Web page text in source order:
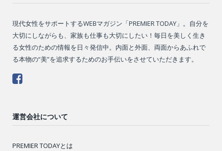
現代女性をサポートするWEBマガジン「PREMIER TODAY」。自分を
大切にしながらも、家族も仕事も大切にしたい！毎日を美しく生き
る女性のための情報を日々発信中。内面と外面、両面からあふれで
る本物の“美”を追求するためのお手伝いをさせていただきます。
運営会社について
PREMIER TODAYとは